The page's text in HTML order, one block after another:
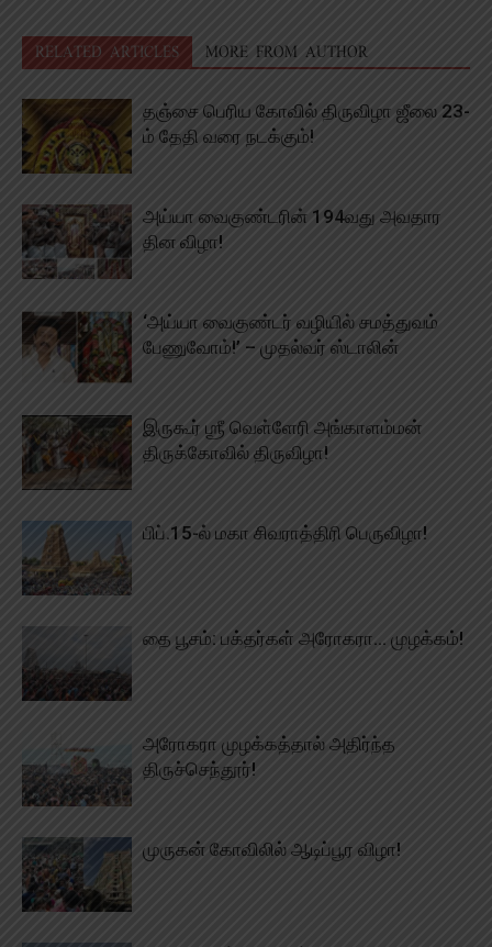
RELATED ARTICLES MORE FROM AUTHOR
தஞ்சை பெரிய கோவில் திருவிழா ஜீலை 23-
ம் தேதி வரை நடக்கும்!
அய்யா வைகுண்டரின் 194வது அவதார
தின விழா!
‘அய்யா வைகுண்டர் வழியில் சமத்துவம்
பேணுவோம்!’ – முதல்வர் ஸ்டாலின்
இருகூர் ஶ்ரீ வெள்ளேரி அங்காளம்மன்
திருக்கோவில் திருவிழா!
பிப்.15-ல் மகா சிவராத்திரி பெருவிழா!
தை பூசம்: பக்தர்கள் அரோகரா… முழக்கம்!
அரோகரா முழக்கத்தால் அதிர்ந்த
திருச்செந்தூர்!
முருகன் கோவிலில் ஆடிப்பூர விழா!